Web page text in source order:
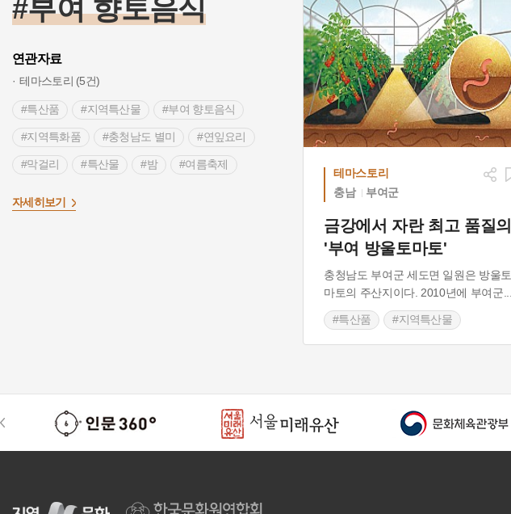
#부여 향토음식
연관자료
테마스토리 (5건)
#특산품 #지역특산물 #부여 향토음식
#지역특화품 #충청남도 별미 #연잎요리
#막걸리 #특산물 #밤 #여름축제
자세히보기
테마스토리
충남
부여군
금강에서 자란 최고 품질의
'부여 방울토마토'
충청남도 부여군 세도면 일원은 방울토
마토의 주산지이다. 2010년에 부여군
#특산품 #지역특산물
#부여 향토음식 #지역특화품